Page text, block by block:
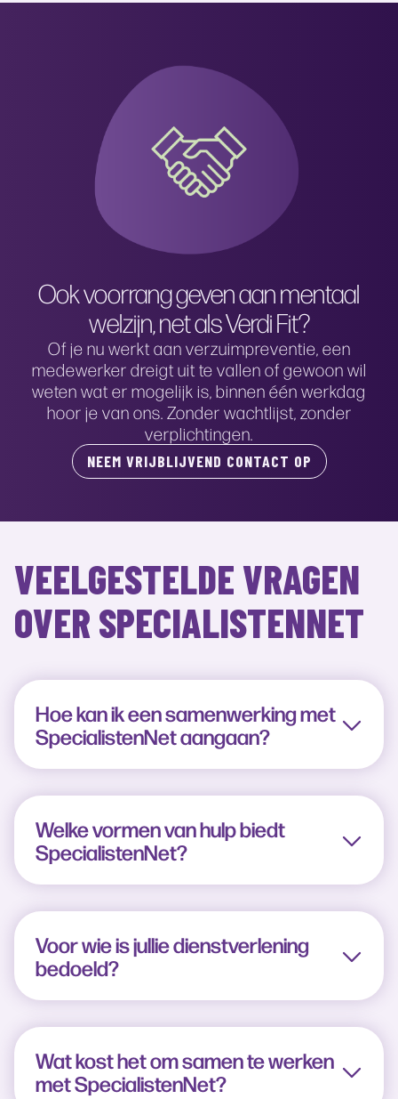
Ook voorrang geven aan mentaal
welzijn, net als Verdi Fit?
Of je nu werkt aan verzuimpreventie, een
medewerker dreigt uit te vallen of gewoon wil
weten wat er mogelijk is, binnen één werkdag
hoor je van ons. Zonder wachtlijst, zonder
verplichtingen.
NEEM VRIJBLIJVEND CONTACT OP
VEELGESTELDE VRAGEN
OVER SPECIALISTENNET
Hoe kan ik een samenwerking met
SpecialistenNet aangaan?
Welke vormen van hulp biedt
SpecialistenNet?
Voor wie is jullie dienstverlening
bedoeld?
Wat kost het om samen te werken
met SpecialistenNet?